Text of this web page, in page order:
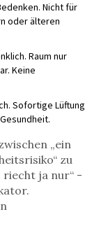
Nicht für
oder älteren
Raum nur
Keine
Sofortige Lüftung
„ein
zu
riecht ja nur“ -